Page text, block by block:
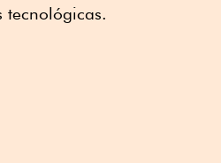
tecnológicas.